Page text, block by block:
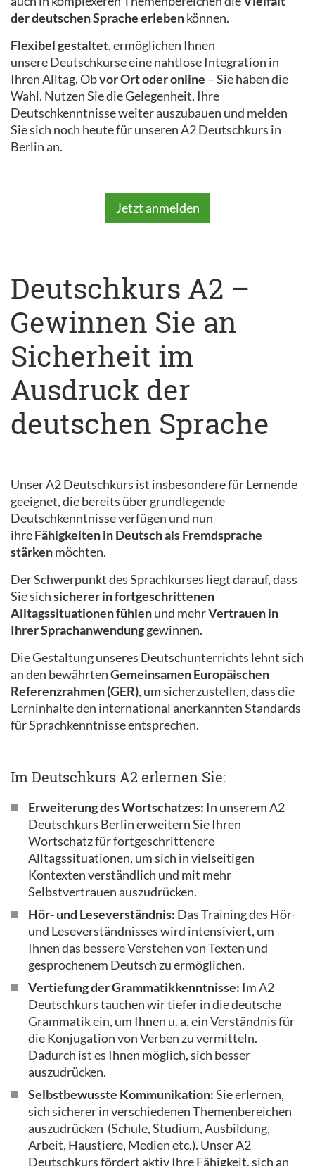
der deutschen Sprache erlebenkönnen.
Flexibel gestaltet, ermöglichen Ihnen
unsere Deutschkurse eine nahtlose Integration in
Ihren Alltag. Obvor Ort oder online – Sie haben die
Wahl. Nutzen Sie die Gelegenheit, Ihre
Deutschkenntnisse weiter auszubauen und melden
Sie sich noch heute für unseren A2 Deutschkurs in
Berlin an.
Jetzt anmelden
Deutschkurs A2 –
Gewinnen Sie an
Sicherheit im
Ausdruck der
deutschen Sprache
Unser A2 Deutschkurs ist insbesondere für Lernende
geeignet, die bereits über grundlegende
Deutschkenntnisse verfügen und nun
ihreFähigkeiten in Deutsch als Fremdsprache
stärkenmöchten.
Der Schwerpunkt des Sprachkurses liegt darauf, dass
Sie sichsicherer in fortgeschrittenen
Alltagssituationen fühlenund mehrVertrauen in
Ihrer Sprachanwendunggewinnen.
Die Gestaltung unseres Deutschunterrichts lehnt sich
an den bewährtenGemeinsamen Europäischen
Referenzrahmen (GER), um sicherzustellen, dass die
Lerninhalte den international anerkannten Standards
für Sprachkenntnisse entsprechen.
Im Deutschkurs A2 erlernen Sie:
Erweiterung des Wortschatzes: In unserem A2
Deutschkurs Berlin erweitern Sie Ihren
Wortschatz für fortgeschrittenere
Alltagssituationen, um sich in vielseitigen
Kontexten verständlich und mit mehr
Selbstvertrauen auszudrücken.
Hör- und Leseverständnis: Das Training des Hör-
und Leseverständnisses wird intensiviert, um
Ihnen das bessere Verstehen von Texten und
gesprochenem Deutsch zu ermöglichen.
Vertiefung der Grammatikkenntnisse: Im A2
Deutschkurs tauchen wir tiefer in die deutsche
Grammatik ein, um Ihnen u. a. ein Verständnis für
die Konjugation von Verben zu vermitteln.
Dadurch ist es Ihnen möglich, sich besser
auszudrücken.
Selbstbewusste Kommunikation:Sie erlernen,
sich sicherer in verschiedenen Themenbereichen
auszudrücken (Schule, Studium, Ausbildung,
Arbeit, Haustiere, Medien etc.). Unser A2
Deutschkurs fördert aktiv Ihre Fähigkeit, sich an